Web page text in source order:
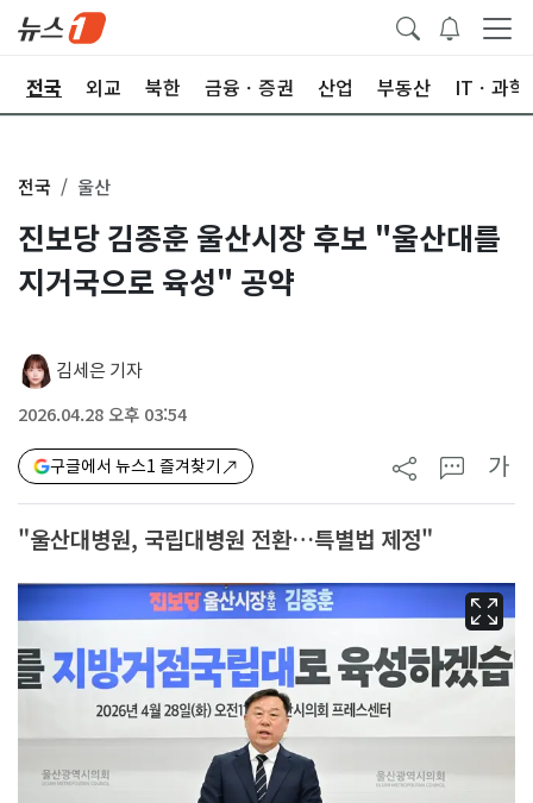
전국 외교 북한 금융ㆍ증권 산업 부동산 ITㆍ과학
전국 울산
진보당 김종훈 울산시장 후보 "울산대를
지거국으로 육성" 공약
김세은 기자
2026.04.28 오후 03:54
구글에서 뉴스1 즐겨찾기 가
"울산대병원, 국립대병원 전환…특별법 제정"